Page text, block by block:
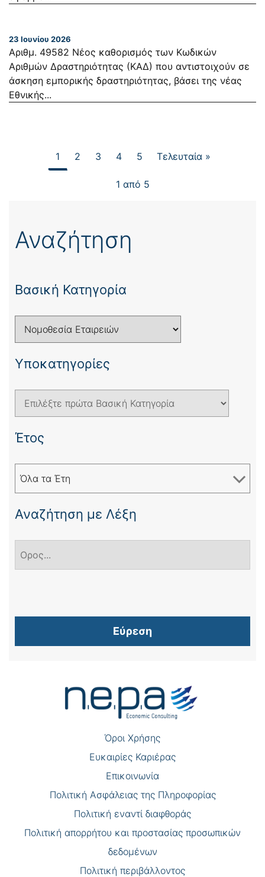
23 Ιουνίου 2026
Αριθμ. 49582 Νέος καθορισμός των Κωδικών
Αριθμών Δραστηριότητας (ΚΑΔ) που αντιστοιχούν σε
άσκηση εμπορικής δραστηριότητας, βάσει της νέας
Εθνικής...
1 2 3 4 5 Τελευταία »
1 από 5
Αναζήτηση
Βασική Κατηγορία
Yποκατηγορίες
Έτος
Όλα τα Έτη
Αναζήτηση με Λέξη
Εύρεση
Όροι Χρήσης
Eυκαιρίες Καριέρας
Επικοινωνία
Πολιτική Ασφάλειας της Πληροφορίας
Πολιτική εναντί διαφθοράς
Πολιτική απορρήτου και προστασίας προσωπικών
δεδομένων
Πολιτική περιβάλλοντος